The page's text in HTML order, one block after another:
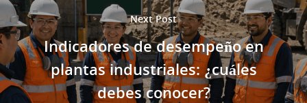
Next Post
Indicadores de desempeño en
plantas industriales: ¿cuáles
debes conocer?